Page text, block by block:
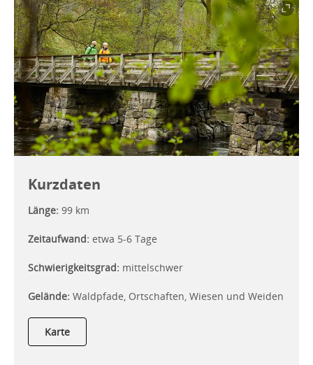
Kurzdaten
Länge: 99 km
Zeitaufwand: etwa 5-6 Tage
Schwierigkeitsgrad: mittelschwer
Gelände: Waldpfade, Ortschaften, Wiesen und Weiden
Karte